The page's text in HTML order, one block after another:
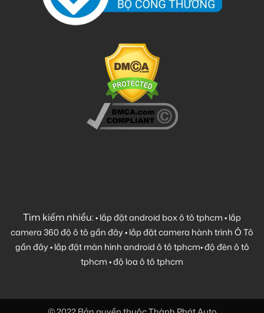
Tìm kiếm nhiều:•lắp đặt android box ô tô tphcm•lắp
camera 360 độ ô tô gần đây•lắp đặt camera hành trình Ô Tô
gần đây•lắp đặt màn hình android ô tô tphcm•độ đèn ô tô
tphcm•độ loa ô tô tphcm